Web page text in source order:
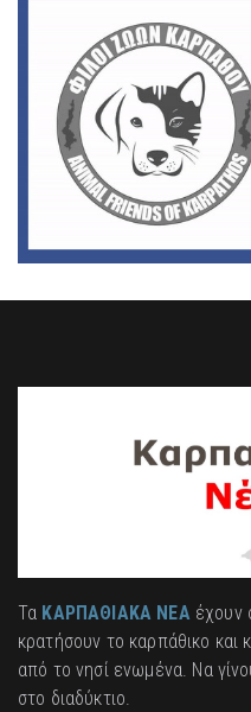
Τα ΚΑΡΠΑΘΙΑΚΑ ΝΕΑέχουν
κρατήσουν το καρπάθικο και
από το νησί ενωμένα. Να
στο διαδύκτιο.